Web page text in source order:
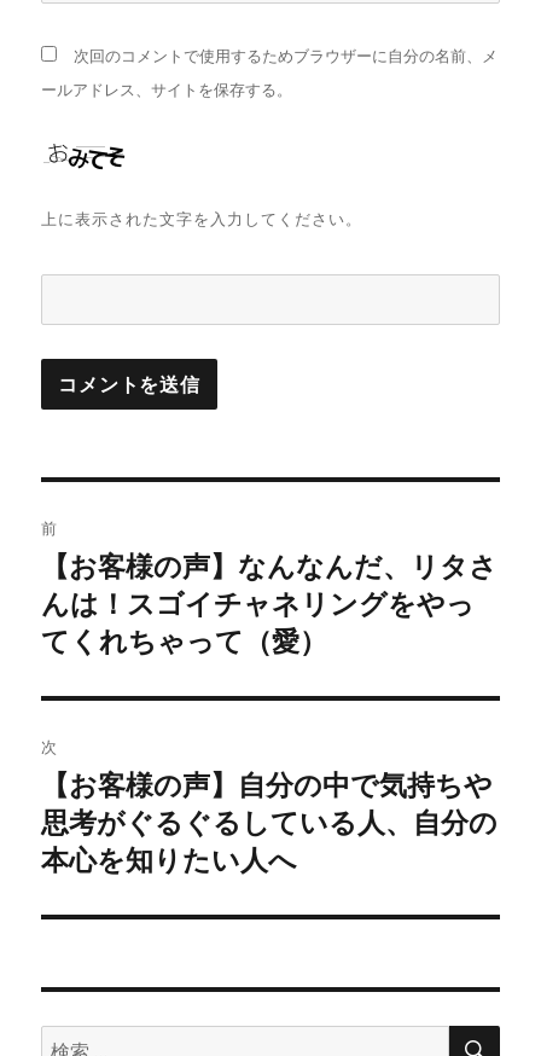
次回のコメントで使用するためブラウザーに自分の名前、メ
ールアドレス、サイトを保存する。
上に表示された文字を入力してください。
稿
ナ
ビ
ゲ
ー
シ
ョ
ン
前
の
投
【お客様の声】なんなんだ、リタさ
んは！スゴイチャネリングをやっ
てくれちゃって（愛）
次
の
投
【お客様の声】自分の中で気持ちや
思考がぐるぐるしている人、自分の
本心を知りたい人へ
検
検